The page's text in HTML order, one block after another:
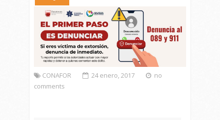
CONAFOR 24 enero, 2017
no
comments